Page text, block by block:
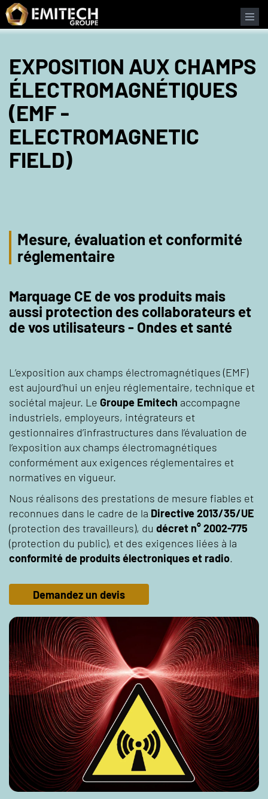
Panneau de gestion des cookies
EXPOSITION AUX CHAMPS
ÉLECTROMAGNÉTIQUES
(EMF -
ELECTROMAGNETIC
FIELD)
Mesure, évaluation et conformité
réglementaire
Marquage CE de vos produits mais
aussi protection des collaborateurs et
de vos utilisateurs - Ondes et santé
L’exposition aux champs électromagnétiques (EMF)
est aujourd’hui un enjeu réglementaire, technique et
sociétal majeur. Le Groupe Emitech accompagne
industriels, employeurs, intégrateurs et
gestionnaires d’infrastructures dans l’évaluation de
l’exposition aux champs électromagnétiques
conformément aux exigences réglementaires et
normatives en vigueur.
Nous réalisons des prestations de mesure fiables et
reconnues dans le cadre de la Directive 2013/35/UE
(protection des travailleurs), du décret n° 2002-775
(protection du public), et des exigences liées à la
conformité de produits électroniques et radio.
Demandez un devis